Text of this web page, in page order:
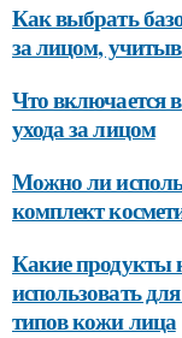
Как выбрать
за лицом,
Что включается
ухода за лицом
Можно ли
комплект
Какие продукты
использовать
типов кожи лица